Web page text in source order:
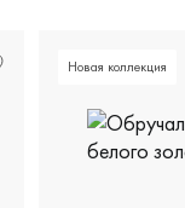
Новая коллекция